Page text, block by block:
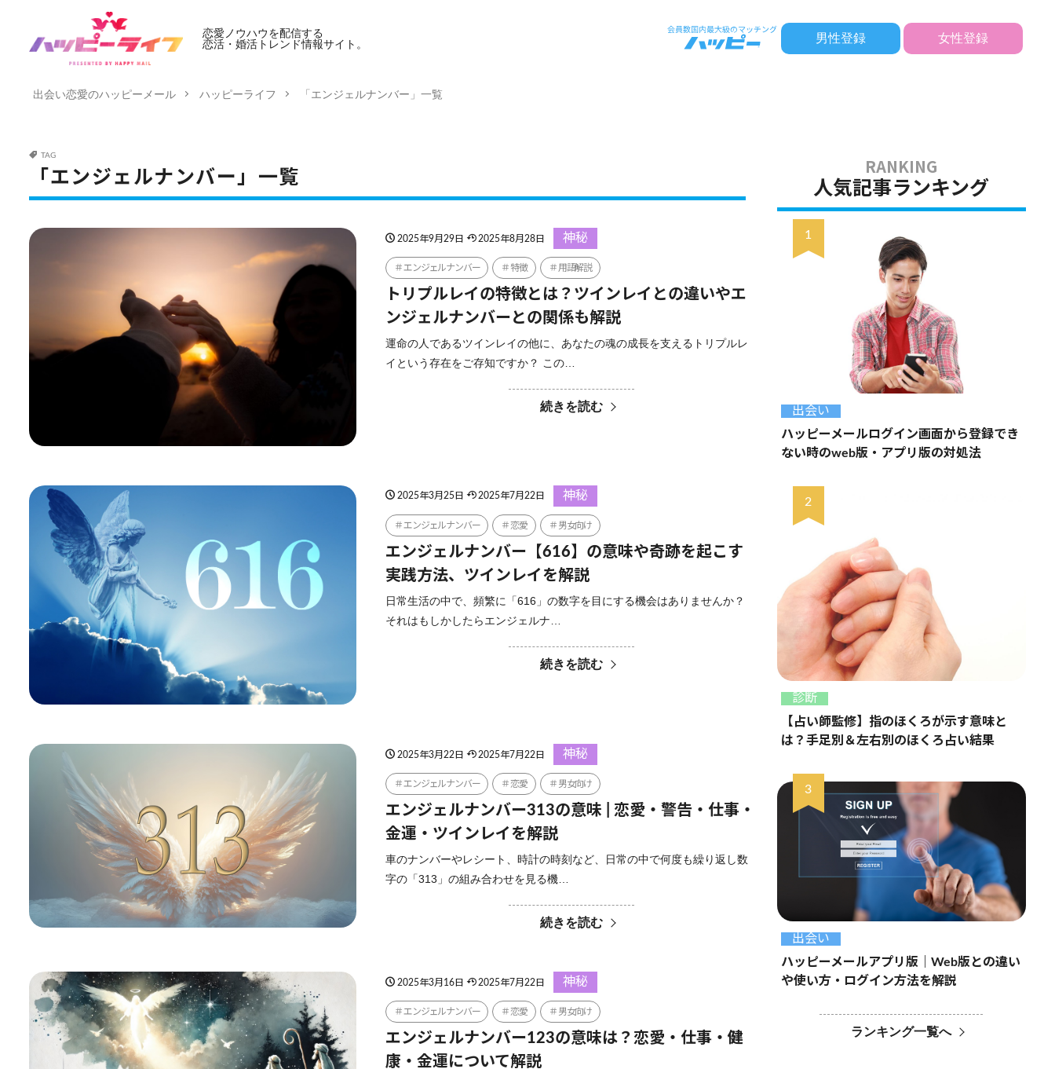
恋愛ノウハウを配信する
恋活・婚活トレンド情報サイト。
男性登録 女性登録
出会い恋愛のハッピーメール ハッピーライフ 「エンジェルナンバー」一覧
TAG
「エンジェルナンバー」一覧
2025年9月29日 2025年8月28日 神秘
エンジェルナンバー 特徴 用語解説
トリプルレイの特徴とは？ツインレイとの違いやエ
ンジェルナンバーとの関係も解説
運命の人であるツインレイの他に、あなたの魂の成長を支えるトリプルレ
イという存在をご存知ですか？ この…
続きを読む
2025年3月25日 2025年7月22日 神秘
エンジェルナンバー 恋愛 男女向け
エンジェルナンバー【616】の意味や奇跡を起こす
実践方法、ツインレイを解説
日常生活の中で、頻繁に「616」の数字を目にする機会はありませんか？
それはもしかしたらエンジェルナ…
続きを読む
2025年3月22日 2025年7月22日 神秘
エンジェルナンバー 恋愛 男女向け
エンジェルナンバー313の意味 | 恋愛・警告・仕事・
金運・ツインレイを解説
車のナンバーやレシート、時計の時刻など、日常の中で何度も繰り返し数
字の「313」の組み合わせを見る機…
続きを読む
2025年3月16日 2025年7月22日 神秘
エンジェルナンバー 恋愛 男女向け
エンジェルナンバー123の意味は？恋愛・仕事・健
康・金運について解説
人気記事ランキング
出会い
ハッピーメールログイン画面から登録でき
ない時のweb版・アプリ版の対処法
診断
【占い師監修】指のほくろが示す意味と
は？手足別＆左右別のほくろ占い結果
出会い
ハッピーメールアプリ版｜Web版との違い
や使い方・ログイン方法を解説
ランキング一覧へ